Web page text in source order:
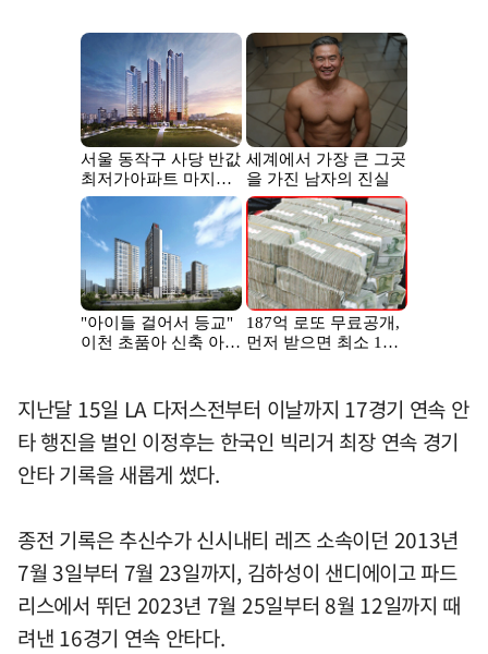
지난달 15일 LA 다저스전부터 이날까지 17경기 연속 안
타 행진을 벌인 이정후는 한국인 빅리거 최장 연속 경기
안타 기록을 새롭게 썼다.
종전 기록은 추신수가 신시내티 레즈 소속이던 2013년
7월 3일부터 7월 23일까지, 김하성이 샌디에이고 파드
리스에서 뛰던 2023년 7월 25일부터 8월 12일까지 때
려낸 16경기 연속 안타다.